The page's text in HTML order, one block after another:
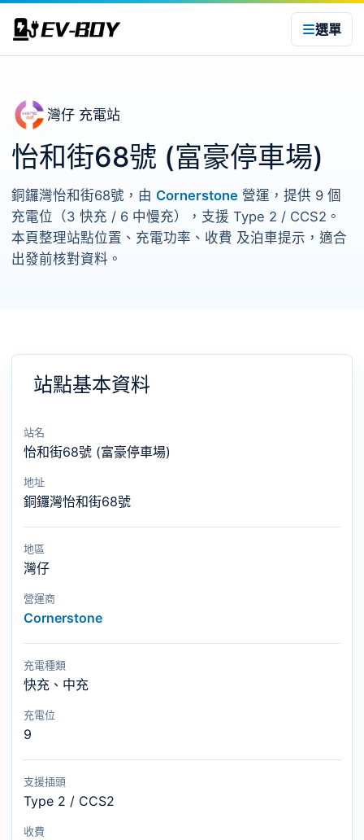
選單
灣仔 充電站
怡和街68號 (富豪停車場)
銅鑼灣怡和街68號，由 Cornerstone 營運，提供 9 個
充電位（3 快充 / 6 中慢充），支援 Type 2 / CCS2。
本頁整理站點位置、充電功率、收費 及泊車提示，適合
出發前核對資料。
站點基本資料
站名
怡和街68號 (富豪停車場)
地址
銅鑼灣怡和街68號
地區
灣仔
營運商
Cornerstone
充電種類
快充、中充
充電位
9
支援插頭
Type 2 / CCS2
收費